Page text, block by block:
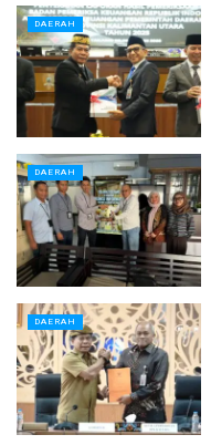
DAERAH
DAERAH
DAERAH